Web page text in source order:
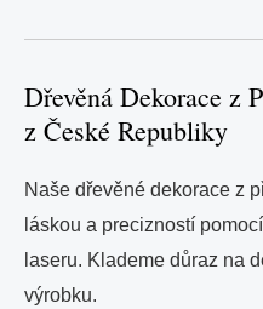
Dřevěná Dekorace z
z České Republiky
Naše dřevěné dekorace z
láskou a precizností
laseru. Klademe důraz na
výrobku.